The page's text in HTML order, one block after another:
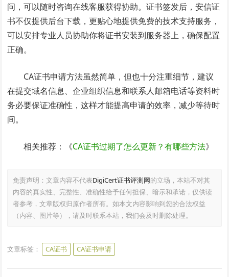
问，可以随时咨询在线客服获得协助。证书签发后，安信证
书不仅提供后台下载，更贴心地提供免费的技术支持服务，
可以安排专业人员协助你将证书安装到服务器上，确保配置
正确。
CA证书申请方法虽然简单，但也十分注重细节，建议
在提交域名信息、企业组织信息和联系人邮箱电话等资料时
务必要保证准确性，这样才能提高申请的效率，减少等待时
间。
相关推荐：《CA证书过期了怎么更新？有哪些方法》
免责声明：文章内容不代表DigiCert证书评测网的立场，本站不对其
内容的真实性、完整性、准确性给予任何担保、暗示和承诺，仅供读
者参考，文章版权归原作者所有。如本文内容影响到您的合法权益
（内容、图片等），请及时联系本站，我们会及时删除处理。
文章标签： CA证书 CA证书申请